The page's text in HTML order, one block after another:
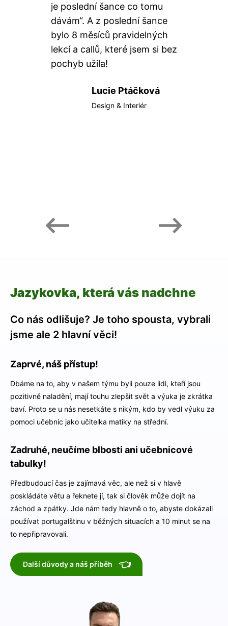
je poslední šance co tomu
dávám“. A z poslední šance
bylo 8 měsíců pravidelných
lekcí a callů, které jsem si bez
pochyb užila!
Lucie Ptáčková
Design & Interiér
Jazykovka, která vás nadchne
Co nás odlišuje? Je toho spousta, vybrali
jsme ale 2 hlavní věci!
Zaprvé, náš přístup!
Dbáme na to, aby v našem týmu byli pouze lidi, kteří jsou
pozitivně naladění, mají touhu zlepšit svět a výuka je zkrátka
baví. Proto se u nás nesetkáte s nikým, kdo by vedl výuku za
pomoci učebnic jako učitelka matiky na střední.
Zadruhé, neučíme blbosti ani učebnicové
tabulky!
Předbudoucí čas je zajímavá věc, ale než si v hlavě
poskládáte větu a řeknete jí, tak si člověk může dojít na
záchod a zpátky. Jde nám tedy hlavně o to, abyste dokázali
používat portugalštinu v běžných situacích a 10 minut se na
to nepřipravovali.
Další důvody a náš příběh 👈